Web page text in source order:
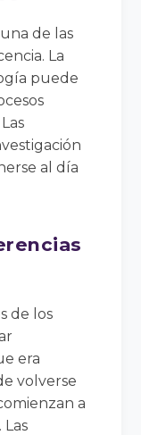
de las
La
puede
al día
de los
era
volverse
a